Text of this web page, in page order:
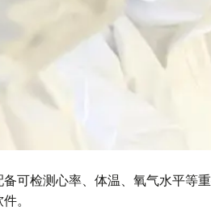
备可检测心率、体温、氧气水平等
。